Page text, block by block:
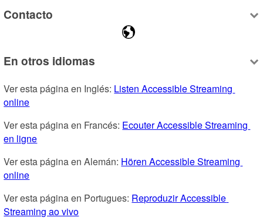
Contacto
En otros idiomas
Ver esta página en Inglés: Listen Accessible Streaming
online
Ver esta página en Francés: Ecouter Accessible Streaming
en ligne
Ver esta página en Alemán: Hören Accessible Streaming
online
Ver esta página en Portugues: Reproduzir Accessible
Streaming ao vivo